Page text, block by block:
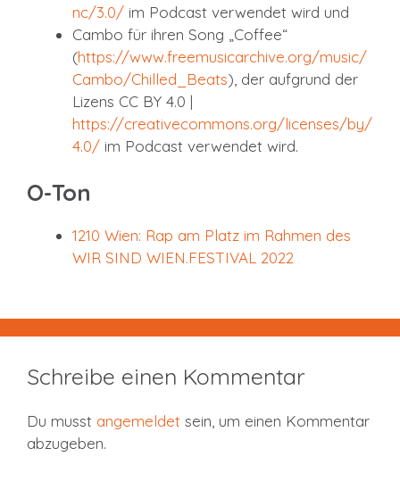
nc/3.0/ im Podcast verwendet wird und
Cambo für ihren Song „Coffee“
(https://www.freemusicarchive.org/music/
Cambo/Chilled_Beats), der aufgrund der
Lizens CC BY 4.0 |
https://creativecommons.org/licenses/by/
4.0/ im Podcast verwendet wird.
O-Ton
1210 Wien: Rap am Platz im Rahmen des
WIR SIND WIEN.FESTIVAL 2022
Schreibe einen Kommentar
Du musst angemeldet sein, um einen Kommentar
abzugeben.